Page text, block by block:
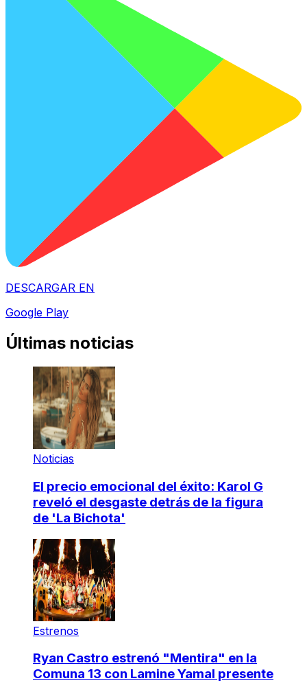
DESCARGAR EN
Google Play
Últimas noticias
Noticias
El precio emocional del éxito: Karol G
reveló el desgaste detrás de la figura
de 'La Bichota'
Estrenos
Ryan Castro estrenó "Mentira" en la
Comuna 13 con Lamine Yamal presente